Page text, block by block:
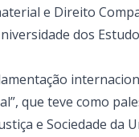
e Direito
dos
que teve como
e Sociedade da